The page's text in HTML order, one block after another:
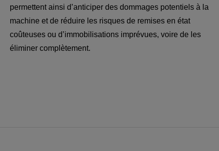
permettent ainsi d’anticiper des dommages potentiels à la
machine et de réduire les risques de remises en état
coûteuses ou d’immobilisations imprévues, voire de les
éliminer complètement.